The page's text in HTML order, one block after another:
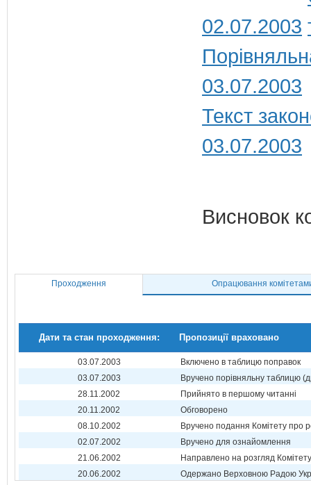
02.07.2003
03.07.2003
Текст
03.07.2003
Висновок
Проходження Опрацювання
Дати та стан проходження: Пропозиції враховано
03.07.2003
Включено в таблицю поправок
03.07.2003
Вручено порівняльну таблицю
28.11.2002
Прийнято в першому читанні
20.11.2002
Обговорено
08.10.2002
Вручено подання Комітету про
02.07.2002
Вручено для ознайомлення
21.06.2002
Направлено на розгляд Комітету
20.06.2002
Одержано Верховною Радою